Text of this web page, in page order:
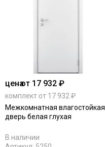
ценаот 17 932 ₽
комплект от 17 932 ₽
Межкомнатная влагостойкая
дверь белая глухая
В наличии